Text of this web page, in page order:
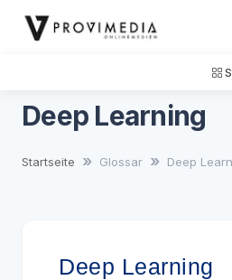
Deep Learning
Startseite Glossar Deep
Deep Learning